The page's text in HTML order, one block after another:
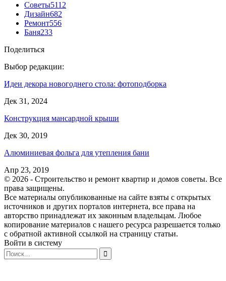
Советы5112
Дизайн682
Ремонт556
Баня233
Поделиться
Выбор редакции:
Идеи декора новогоднего стола: фотоподборка
Дек 31, 2024
Конструкция мансардной крыши
Дек 30, 2019
Алюминиевая фольга для утепления бани
Апр 23, 2019
© 2026 - Строительство и ремонт квартир и домов советы. Все
права защищены.
Все материалы опубликованные на сайте взяты с открытых
источников и других порталов интернета, все права на
авторство принадлежат их законным владельцам. Любое
копирование материалов с нашего ресурса разрешается только
с обратной активной ссылкой на страницу статьи.
Войти в систему